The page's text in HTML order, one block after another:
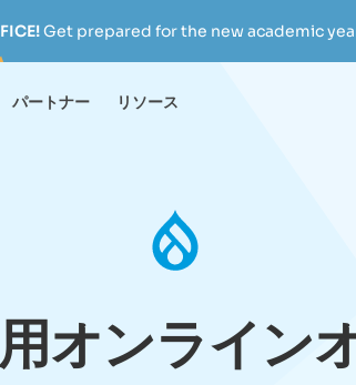
Get prepared for the new academic
パートナー リソース
用オンライン